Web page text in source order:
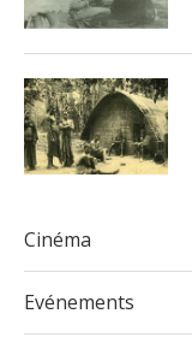
Cinéma
Evénements